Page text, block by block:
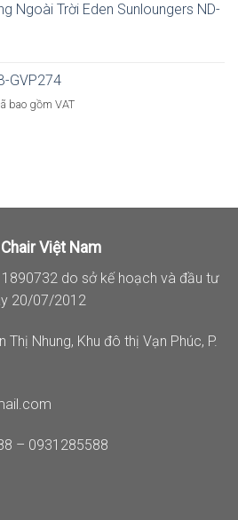
4.266.000₫
Ngoài Trời Eden Sunloungers ND-
GVP274
bao gồm VAT
Việt Nam
do sở kế hoạch và đầu tư
20/07/2012
Thị Nhung, Khu đô thị Vạn Phúc, P.
– 0931285588